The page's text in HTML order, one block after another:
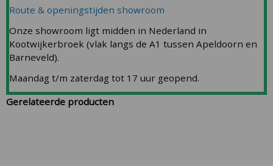
Route & openingstijden showroom
Onze showroom ligt midden in Nederland in
Kootwijkerbroek (vlak langs de A1 tussen Apeldoorn en
Barneveld).
Maandag t/m zaterdag tot 17 uur geopend.
Gerelateerde producten